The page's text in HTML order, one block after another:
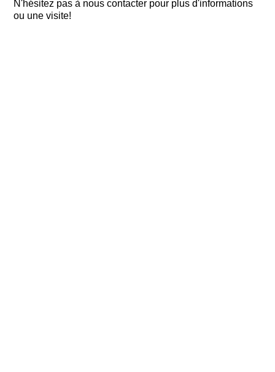
N'hésitez pas à nous contacter pour plus d'informations
ou une visite!